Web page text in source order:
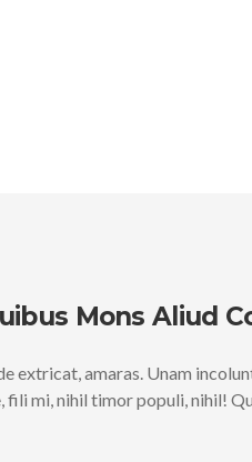
Mons Aliud
extricat, amaras. Unam
fili mi, nihil timor populi, nihil!